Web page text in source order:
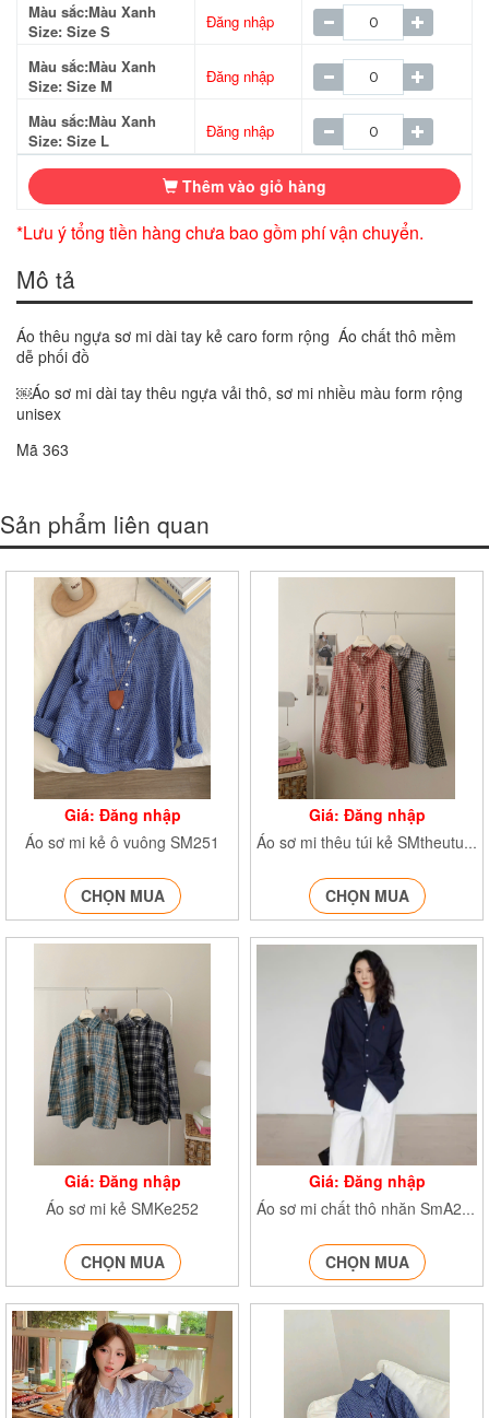
Màu sắc:Màu Xanh
Size: Size S
Đăng nhập
Màu sắc:Màu Xanh
Size: Size M
Đăng nhập
Màu sắc:Màu Xanh
Size: Size L
Đăng nhập
Thêm vào giỏ hàng
*Lưu ý tổng tiền hàng chưa bao gồm phí vận chuyển.
Mô tả
Áo thêu ngựa sơ mi dài tay kẻ caro form rộng Áo chất thô mềm
dễ phối đồ
￼Áo sơ mi dài tay thêu ngựa vải thô, sơ mi nhiều màu form rộng
unisex
Mã 363
Sản phẩm liên quan
Giá: Đăng nhập
Áo sơ mi kẻ ô vuông SM251
CHỌN MUA
Giá: Đăng nhập
Áo sơ mi thêu túi kẻ SMtheutui253
CHỌN MUA
Giá: Đăng nhập
Áo sơ mi kẻ SMKe252
CHỌN MUA
Giá: Đăng nhập
Áo sơ mi chất thô nhăn SmA255
CHỌN MUA